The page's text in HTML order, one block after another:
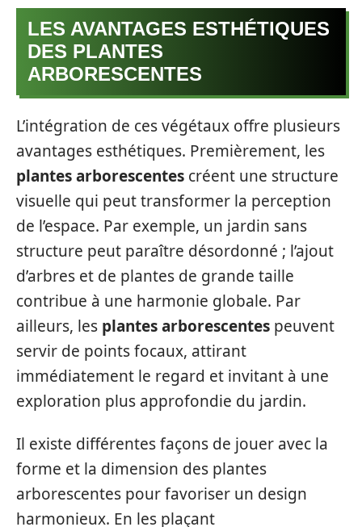
LES AVANTAGES ESTHÉTIQUES
DES PLANTES
ARBORESCENTES
L’intégration de ces végétaux offre plusieurs
avantages esthétiques. Premièrement, les
plantes arborescentes créent une structure
visuelle qui peut transformer la perception
de l’espace. Par exemple, un jardin sans
structure peut paraître désordonné ; l’ajout
d’arbres et de plantes de grande taille
contribue à une harmonie globale. Par
ailleurs, les plantes arborescentes peuvent
servir de points focaux, attirant
immédiatement le regard et invitant à une
exploration plus approfondie du jardin.
Il existe différentes façons de jouer avec la
forme et la dimension des plantes
arborescentes pour favoriser un design
harmonieux. En les plaçant